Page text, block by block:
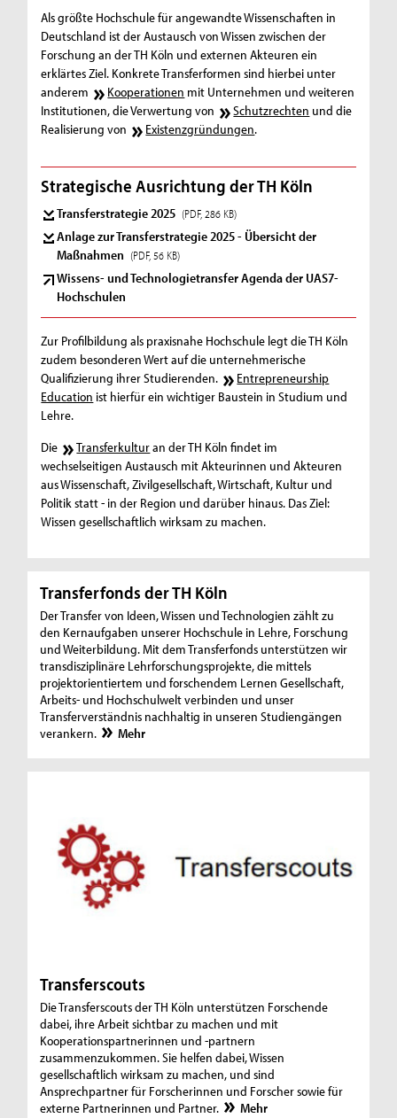
Als größte Hochschule für angewandte Wissenschaften in
Deutschland ist der Austausch von Wissen zwischen der
Forschung an der TH Köln und externen Akteuren ein
erklärtes Ziel. Konkrete Transferformen sind hierbei unter
anderem
Kooperationen mit Unternehmen und weiteren
Institutionen, die Verwertung von
Schutzrechten und die
Realisierung von
Existenzgründungen.
Strategische Ausrichtung der TH Köln
Transferstrategie 2025 (PDF, 286 KB)
Anlage zur Transferstrategie 2025 - Übersicht der
Maßnahmen (PDF, 56 KB)
Wissens- und Technologietransfer Agenda der UAS7-
Hochschulen
Zur Profilbildung als praxisnahe Hochschule legt die TH Köln
zudem besonderen Wert auf die unternehmerische
Qualifizierung ihrer Studierenden.
Entrepreneurship
Education ist hierfür ein wichtiger Baustein in Studium und
Lehre.
Die
Transferkulturan der TH Köln findet im
wechselseitigen Austausch mit Akteurinnen und Akteuren
aus Wissenschaft, Zivilgesellschaft, Wirtschaft, Kultur und
Politik statt - in der Region und darüber hinaus. Das Ziel:
Wissen gesellschaftlich wirksam zu machen.
Transferfonds der TH Köln
Der Transfer von Ideen, Wissen und Technologien zählt zu
den Kernaufgaben unserer Hochschule in Lehre, Forschung
und Weiterbildung. Mit dem Transferfonds unterstützen wir
transdisziplinäre Lehrforschungsprojekte, die mittels
projektorientiertem und forschendem Lernen Gesellschaft,
Arbeits- und Hochschulwelt verbinden und unser
Transferverständnis nachhaltig in unseren Studiengängen
verankern.
Mehr
Transferscouts
Die Transferscouts der TH Köln unterstützen Forschende
dabei, ihre Arbeit sichtbar zu machen und mit
Kooperationspartnerinnen und -partnern
zusammenzukommen. Sie helfen dabei, Wissen
gesellschaftlich wirksam zu machen, und sind
Ansprechpartner für Forscherinnen und Forscher sowie für
externe Partnerinnen und Partner.
Mehr